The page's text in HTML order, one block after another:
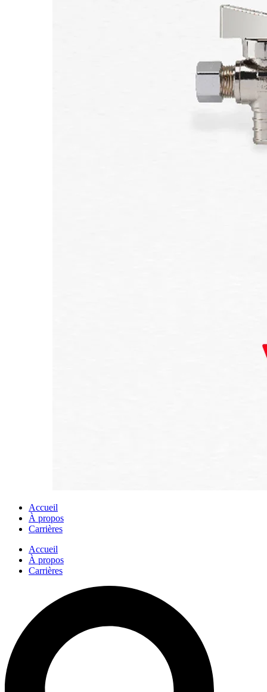
Accueil
À propos
Carrières
Accueil
À propos
Carrières